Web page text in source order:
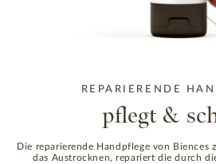
REPARIERENDE
pflegt &
Die reparierende Handpflege von Biences
das Austrocknen, repariert die durch